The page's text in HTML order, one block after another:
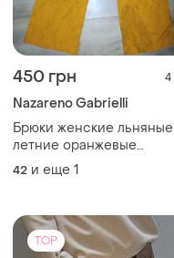
450 грн 4
Nazareno Gabrielli
Брюки женские льняные
летние оранжевые
натуральные льняные
женские брюки штаны
42 и еще 1
TOP